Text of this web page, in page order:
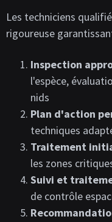
Les techniciens
rigoureuse
Inspection
l'espèce,
nids
Plan d'action
techniques
Traitement
les zones
Suivi et
de contrôle